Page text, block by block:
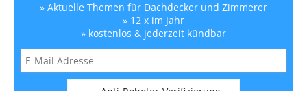
» Aktuelle Themen für Dachdecker und Zimmerer
» 12 x im Jahr
» kostenlos & jederzeit kündbar